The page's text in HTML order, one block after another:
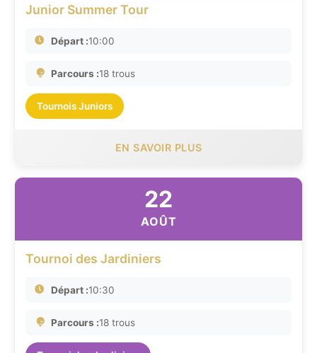
Junior Summer Tour
Départ :10:00
Parcours :18 trous
Tournois Juniors
EN SAVOIR PLUS
22
AOÛT
Tournoi des Jardiniers
Départ :10:30
Parcours :18 trous